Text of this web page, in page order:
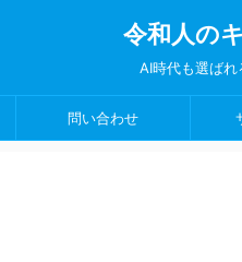
令和人の
AI時代も選ばれ
問い合わせ